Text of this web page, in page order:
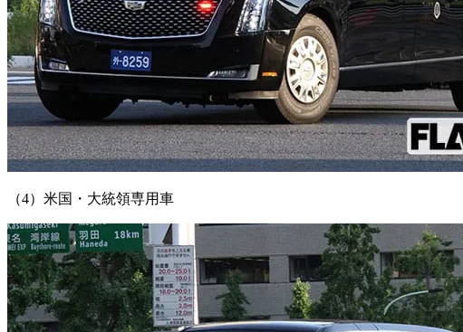
（4）米国・大統領専用車